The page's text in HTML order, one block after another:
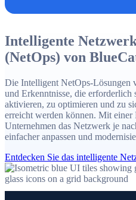
Intelligente
(NetOps) von
Die Intelligent NetOps-Lösungen
und Erkenntnisse, die erforderlich
aktivieren, zu optimieren und zu
erreicht werden können. Mit
Unternehmen das Netzwerk je
einfacher anpassen und
Entdecken Sie das intelligente